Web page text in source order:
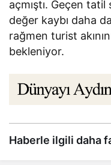
açmıştı. Geçen
değer kaybı daha
rağmen turist
bekleniyor.
Haberle ilgili daha